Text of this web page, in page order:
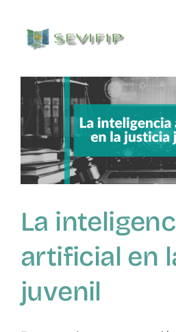
contenido
Conócenos
Asociarse
SEVIFIP CONECTA
La
artificial en
juvenil